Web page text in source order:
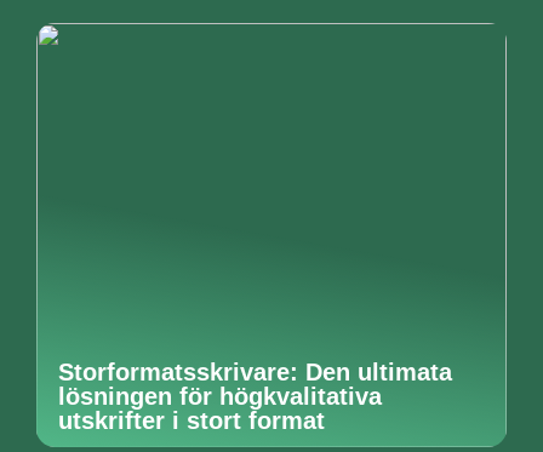
Storformatsskrivare: Den ultimata
lösningen för högkvalitativa
utskrifter i stort format